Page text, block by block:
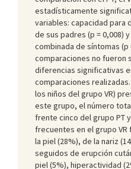
estadísticamente
variables: capacidad para
de sus padres (p = 0,008)
combinada de síntomas (p
comparaciones no fueron
diferencias significativas
comparaciones realizadas.
los niños del grupo VR)
este grupo, el número
frente cinco del grupo PT
frecuentes en el grupo
la piel (28%), de la nariz
seguidos de erupción
piel (5%), hiperactividad